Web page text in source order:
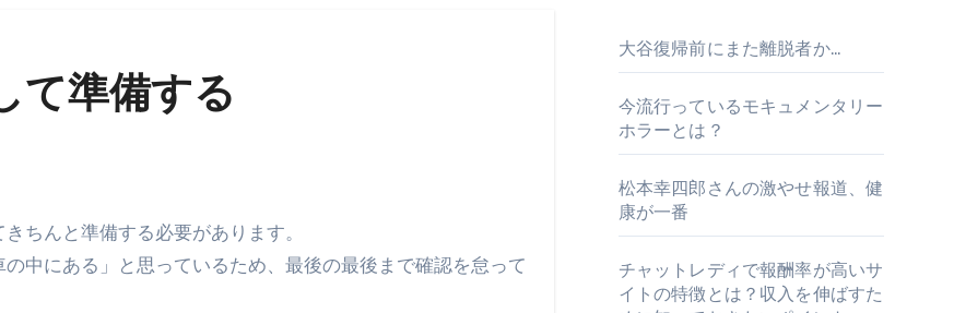
て準備する
ちんと準備する必要があります。
中にある」と思っているため、最後の最後まで確認を怠って
大谷復帰前にまた離脱者か…
今流行っているモキュメンタリー
ホラーとは？
松本幸四郎さんの激やせ報道、健
康が一番
チャットレディで報酬率が高いサ
イトの特徴とは？収入を伸ばすた